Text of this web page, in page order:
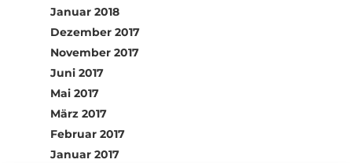
Januar 2018
Dezember 2017
November 2017
Juni 2017
Mai 2017
März 2017
Februar 2017
Januar 2017